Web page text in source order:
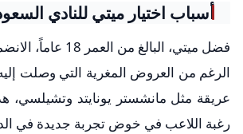
أسباب اختيار ميتي للنادي
فضل ميتي، البالغ من
الرغم من العروض المغرية التي وصلت
عريقة مثل مانشستر يونايتد وتشيلسي،
رغبة اللاعب في خوض تجربة جديدة في